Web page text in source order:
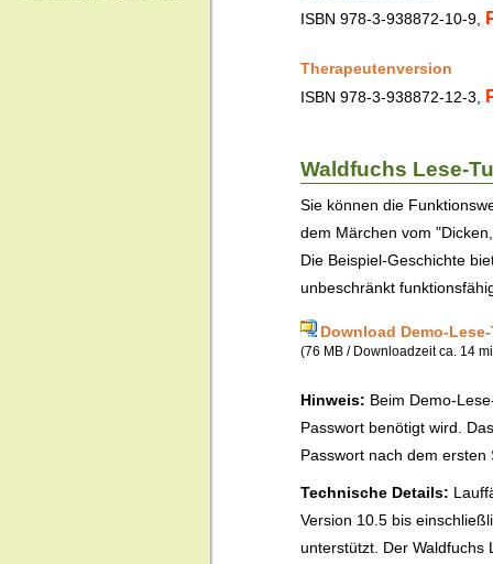
ISBN978-3-938872-10-9
Therapeutenversion
ISBN978-3-938872-12-3
Waldfuchs Lese-
Sie können die
dem Märchen vom
Die Beispiel-Geschichte
unbeschränkt
Download Demo-
(76 MB / Downloadzeit ca. 14
Hinweis: Beim Demo-
Passwort benötigt wird.
Passwort nach dem ersten
Technische Details:
Version 10.5 bis
unterstützt. Der Waldfuchs